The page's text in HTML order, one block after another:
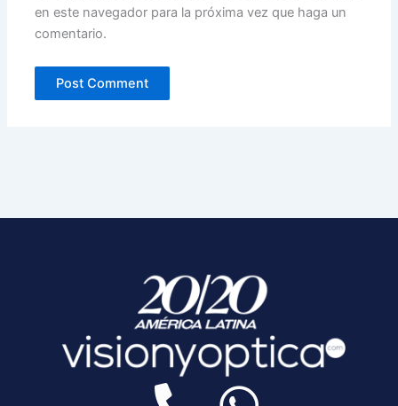
en este navegador para la próxima vez que haga un
comentario.